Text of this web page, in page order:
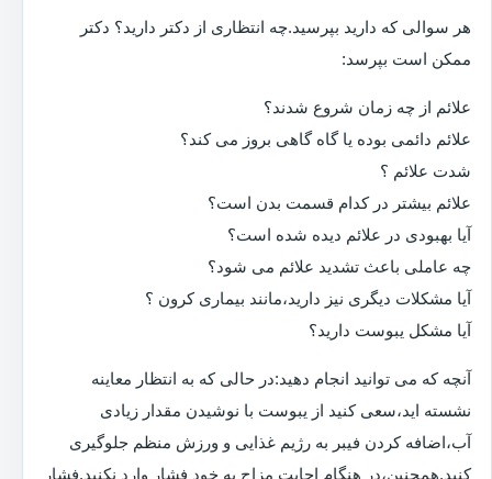
هر سوالی که دارید بپرسید.چه انتظاری از دکتر دارید؟ دکتر
ممکن است بپرسد:
علائم از چه زمان شروع شدند؟
علائم دائمی بوده یا گاه گاهی بروز می کند؟
شدت علائم ؟
علائم بیشتر در کدام قسمت بدن است؟
آیا بهبودی در علائم دیده شده است؟
چه عاملی باعث تشدید علائم می شود؟
آیا مشکلات دیگری نیز دارید،مانند بیماری کرون ؟
آیا مشکل یبوست دارید؟
آنچه که می توانید انجام دهید:در حالی که به انتظار معاینه
نشسته اید،سعی کنید از یبوست با نوشیدن مقدار زیادی
آب،اضافه کردن فیبر به رژیم غذایی و ورزش منظم جلوگیری
کنید.همچنین،در هنگام اجابت مزاج به خود فشار وارد نکنید.فشار